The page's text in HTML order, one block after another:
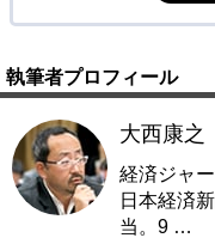
執筆者プロフィール
大西康之
経済ジャ
日本経済
当。9 …